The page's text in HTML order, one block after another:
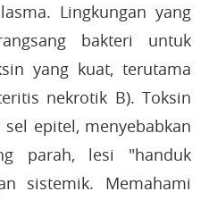
Lingkungan yang
bakteri untuk
yang kuat, terutama
nekrotik B). Toksin
epitel, menyebabkan
parah, lesi "handuk
sistemik. Memahami